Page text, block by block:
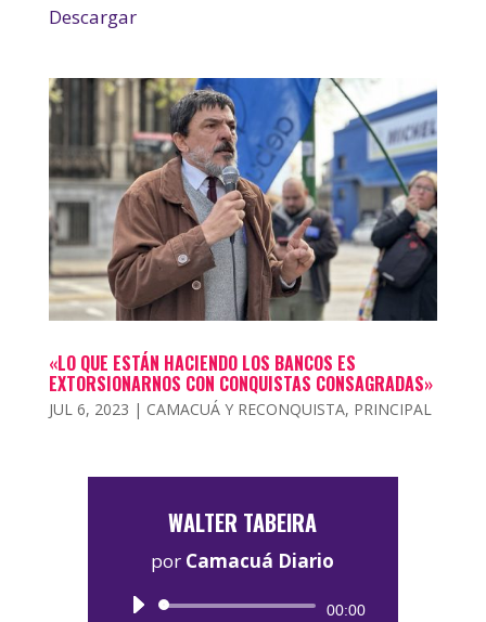
Descargar
«LO QUE ESTÁN HACIENDO LOS BANCOS ES
EXTORSIONARNOS CON CONQUISTAS CONSAGRADAS»
JUL 6, 2023 | CAMACUÁ Y RECONQUISTA, PRINCIPAL
WALTER TABEIRA
por Camacuá Diario
Reproductor
00:00